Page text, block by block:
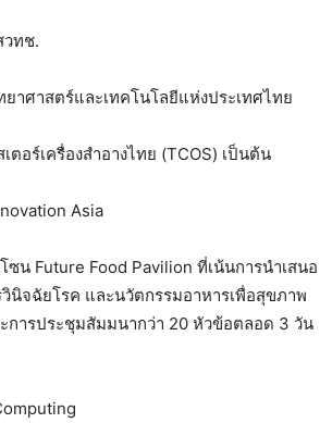
วทช.
าศาสตร์และเทคโนโลยีแห่งประเทศไทย
อร์เครื่องสำอางไทย (TCOS) เป็นต้น
Asia
น Future Food Pavilion ที่เน้นการนำเสนอ
จฉัยโรค และนวัตกรรมอาหารเพื่อสุขภาพ
การประชุมสัมมนากว่า 20 หัวข้อตลอด 3 วัน